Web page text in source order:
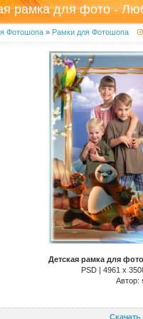
рамка для фото -
Фотошопа » Рамки для Фотошопа
Детская рамка для
PSD | 4961 х
Автор: